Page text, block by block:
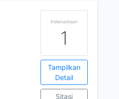
Ketersediaan
1
Tampilkan
Detail
Sitasi